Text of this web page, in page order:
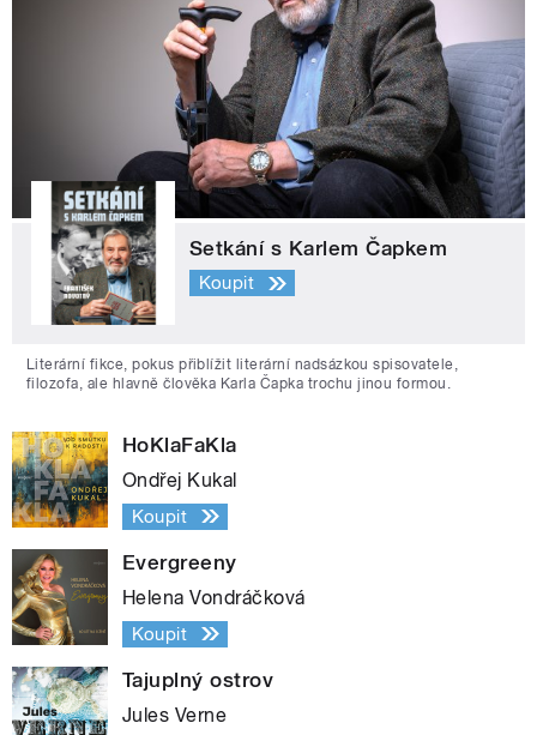
Setkání s Karlem Čapkem
Koupit
Literární fikce, pokus přiblížit literární nadsázkou spisovatele,
filozofa, ale hlavně člověka Karla Čapka trochu jinou formou.
HoKlaFaKla
Ondřej Kukal
Koupit
Evergreeny
Helena Vondráčková
Koupit
Tajuplný ostrov
Jules Verne